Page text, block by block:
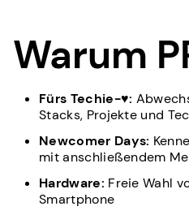
Warum
Fürs Techie-♥:
Stacks, Projekte und
Newcomer Days:
mit anschließendem
Hardware: Freie Wahl
Smartphone